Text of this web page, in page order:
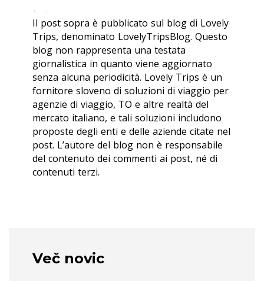
Il post sopra è pubblicato sul blog di Lovely
Trips, denominato LovelyTripsBlog. Questo
blog non rappresenta una testata
giornalistica in quanto viene aggiornato
senza alcuna periodicità. Lovely Trips è un
fornitore sloveno di soluzioni di viaggio per
agenzie di viaggio, TO e altre realtà del
mercato italiano, e tali soluzioni includono
proposte degli enti e delle aziende citate nel
post. L’autore del blog non è responsabile
del contenuto dei commenti ai post, né di
contenuti terzi.
Več novic